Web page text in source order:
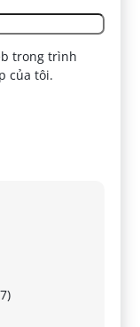
trong trình
của tôi.